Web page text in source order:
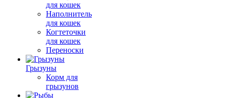
для кошек
Наполнитель
для кошек
Когтеточки
для кошек
Переноски
Грызуны
Корм для
грызунов